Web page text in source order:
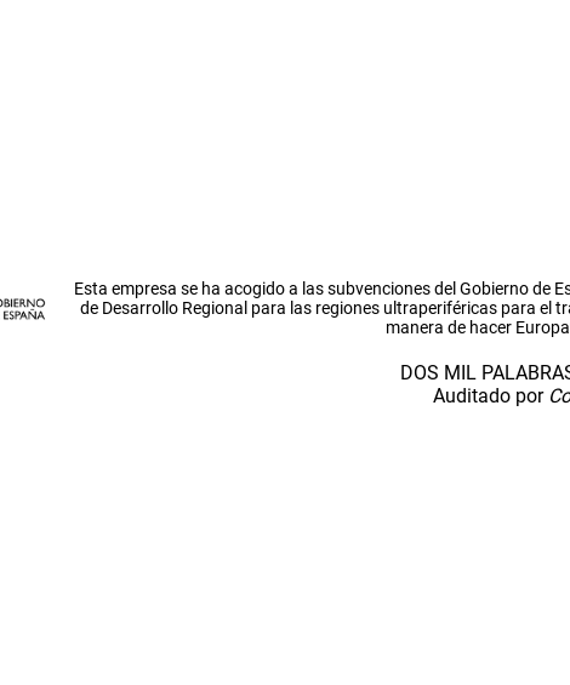
Esta empresa se ha acogido a las subvenciones del Gobierno de
de Desarrollo Regional para las regiones ultraperiféricas para el
manera de hacer
DOS MIL
Auditado por